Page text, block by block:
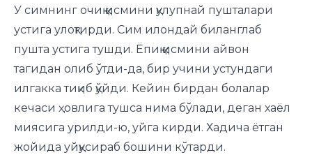
У симнинг очиқ қисмини қулупнай пушталари
устига улоқтирди. Сим илондай биланглаб
пушта устига тушди. Ёпиқ қисмини айвон
тагидан олиб ўтди-да, бир учини устундаги
илгакка тиқиб қўйди. Кейин бирдан болалар
кечаси ҳовлига тушса нима бўлади, деган хаёл
миясига урилди-ю, уйга кирди. Хадича ётган
жойида уйқусираб бошини кўтарди.